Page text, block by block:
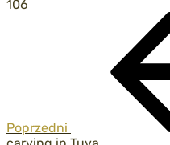
106
Poprzedni